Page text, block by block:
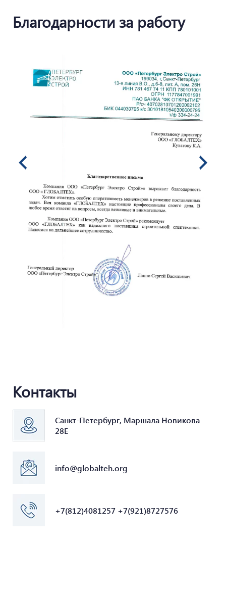
Благодарности за работу
Контакты
Санкт-Петербург, Маршала Новикова
28Е
info@globalteh.org
+7(812)4081257 +7(921)8727576